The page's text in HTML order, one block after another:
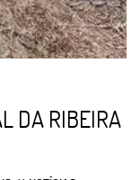
DA RIBEIRA